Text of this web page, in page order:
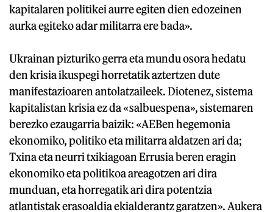
kapitalaren politikei aurre egiten dien edozeinen
aurka egiteko adar militarra ere bada».
Ukrainan pizturiko gerra eta mundu osora hedatu
den krisia ikuspegi horretatik aztertzen dute
manifestazioaren antolatzaileek. Diotenez, sistema
kapitalistan krisia ez da «salbuespena», sistemaren
berezko ezaugarria baizik: «AEBen hegemonia
ekonomiko, politiko eta militarra aldatzen ari da;
Txina eta neurri txikiagoan Errusia beren eragin
ekonomiko eta politikoa areagotzen ari dira
munduan, eta horregatik ari dira potentzia
atlantistak erasoaldia ekialderantz garatzen». Aukera